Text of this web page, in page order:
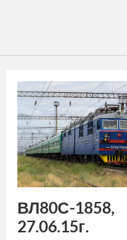
ВЛ80С-1858,
27.06.15г.